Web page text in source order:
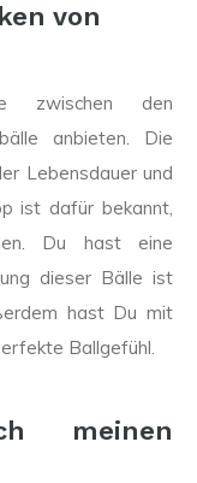
von
zwischen den
anbieten. Die
Lebensdauer und
ist dafür bekannt,
Du hast eine
dieser Bälle ist
hast Du mit
Ballgefühl.
meinen